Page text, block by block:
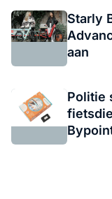
Starly
aan
Politie